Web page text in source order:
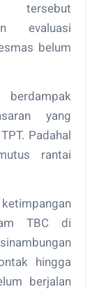
tersebut
evaluasi
belum
yang
Padahal
rantai
TBC di
hingga
berjalan